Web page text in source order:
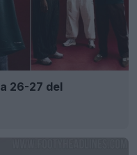
26-27 del